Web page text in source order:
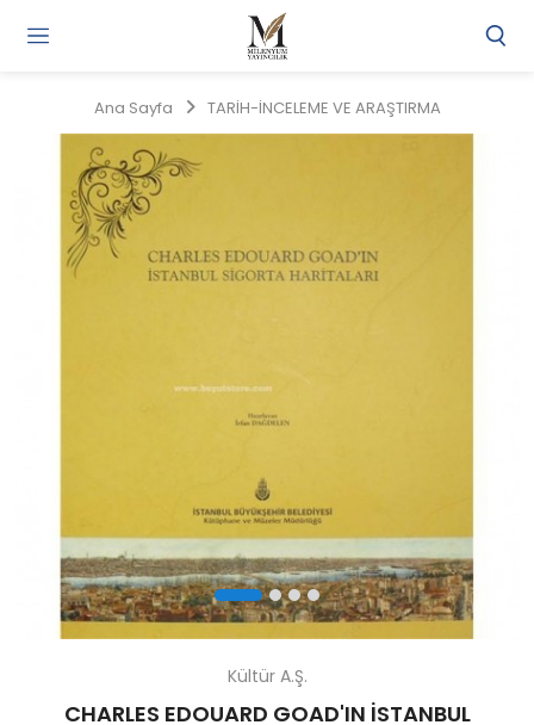
Ana Sayfa TARİH-İNCELEME VE ARAŞTIRMA
Kültür A.Ş.
CHARLES EDOUARD GOAD'IN İSTANBUL